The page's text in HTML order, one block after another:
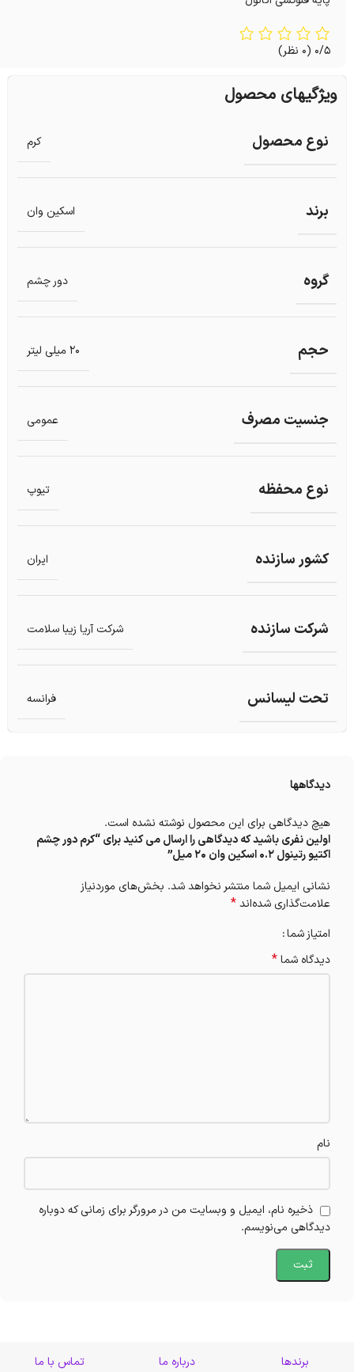
0/5 (0 نظر)
ویژگیهای محصول
نوع محصول کرم
برند اسکین وان
گروه دور چشم
حجم 20 میلی لیتر
جنسیت مصرف عمومی
نوع محفظه تیوپ
کشور سازنده ایران
شرکت سازنده شرکت آریا زیبا سلامت
تحت لیسانس فرانسه
دیدگاهها
هیچ دیدگاهی برای این محصول نوشته نشده است.
اولین نفری باشید که دیدگاهی را ارسال می کنید برای “کرم دور چشم
اکتیو رتینول 0.2 اسکین وان 20 میل”
نشانی ایمیل شما منتشر نخواهد شد. بخش‌های موردنیاز
علامت‌گذاری شده‌اند*
امتیاز شما
دیدگاه شما*
نام
ذخیره نام، ایمیل و وبسایت من در مرورگر برای زمانی که دوباره
دیدگاهی می‌نویسم.
برندها درباره ما تماس با ما